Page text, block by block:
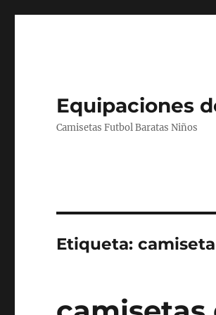
Equipaciones
Camisetas Futbol Baratas Niños
Etiqueta: